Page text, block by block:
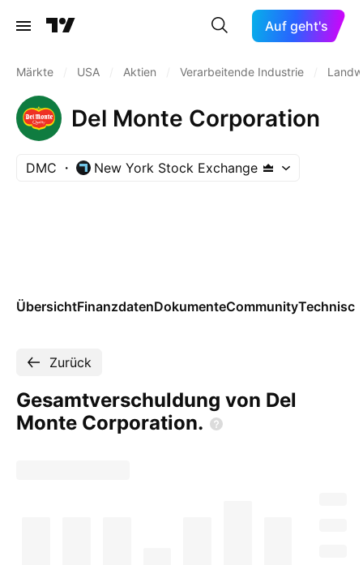
Auf geht's
Märkte USA Aktien Verarbeitende Industrie
Del Monte Corporation
DMC New York Stock Exchange
ÜbersichtFinanzdatenDokumenteCommunity
Zurück
Gesamtverschuldung von Del
Monte Corporation.